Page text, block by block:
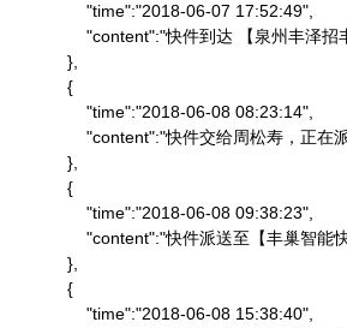
                "time":"2018-06-07 17:52:49",
"content":"快件到达 【泉州丰泽
            },
            {
                "time":"2018-06-08 08:23:14",
"content":"快件交给周松寿
            },
            {
                "time":"2018-06-08 09:38:23",
"content":"快件派送至【丰
            },
            {
                "time":"2018-06-08 15:38:40",